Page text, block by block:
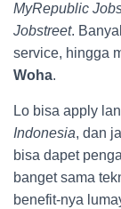
MyRepublic
Jobstreet.
service, hingga
Woha.
Lo bisa apply
Indonesia, dan
bisa dapet
banget sama
benefit-nya